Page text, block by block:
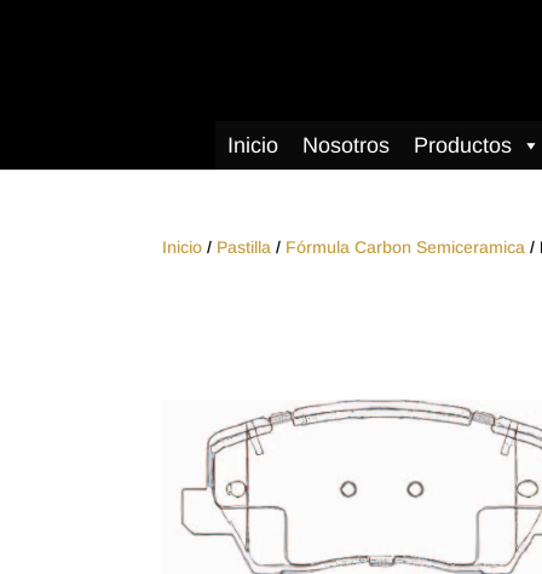
Inicio Nosotros Productos
Inicio / Pastilla / Fórmula Carbon Semiceramica /